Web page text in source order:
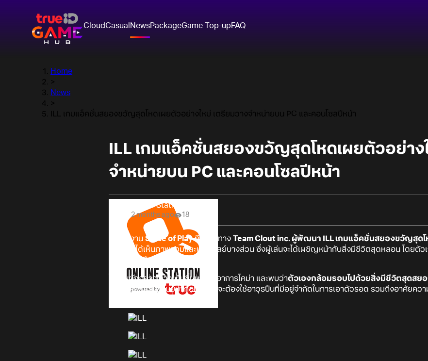
CloudCasual NewsPackageGame Top-upFAQ
Home
>
News
>
ILL เกมแอ็คชั่นสยองขวัญสุดโหดเผยตัวอย่างใหม่ เตรียมวางจำหน่ายบน PC และคอนโซลปีหน้า
ILL เกมแอ็คชั่นสยองขวัญสุดโหดเผยตัวอย่าง
จำหน่ายบน PC และคอนโซลปีหน้า
Online Station
2 months ago 18
ภายในงาน State of Playที่จบไป ทาง Team Clout inc. ผู้พัฒนา ILLเกมแอ็คชั่นสยองขวัญสุดโ
ทำให้เราได้เห็นภาพรวมและเกมเพลย์บางส่วน ซึ่งผู้เล่นจะได้เผชิญหน้ากับสิ่งมีชีวิตสุดหลอน โดยตั
คอนโซลในปี 2027
โดยในตัวอย่างเราจะตื่นขึ้นมาจากอาการโคม่า และพบว่าตัวเองกล้อมรอบไปด้วยสิ่งมีชีวิตสุดสย
มันอาจเคยเป็นมนุษย์มาก่อน ผู้เล่นจะต้องใช้อาวุธปืนที่มีอยู่จำกัดในการเอาตัวรอด รวมถึงอาศัยคว